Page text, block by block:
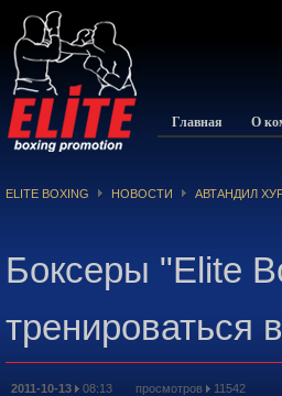
Главная О
ELITE BOXING НОВОСТИ АВТАНДИЛ
Боксеры "Elite
тренироваться
2011-10-13 08:13 просмотров 11542